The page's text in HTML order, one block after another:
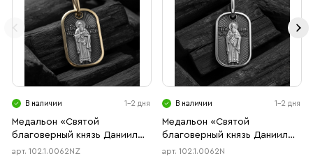
В наличии 1-2 дня
Медальон «Святой
благоверный князь Даниил
Московский» чернение,
арт. 102.1.0062NZ
В наличии 1-2 дня
Медальон «Святой
благоверный князь Даниил
Московский» чернение
арт. 102.1.0062N